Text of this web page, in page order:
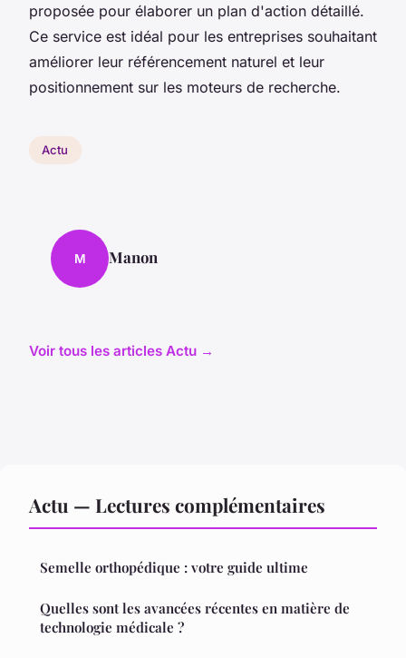
proposée pour élaborer un plan d'action détaillé.
Ce service est idéal pour les entreprises souhaitant
améliorer leur référencement naturel et leur
positionnement sur les moteurs de recherche.
Actu
M Manon
Voir tous les articles Actu →
Actu — Lectures complémentaires
Semelle orthopédique : votre guide ultime
Quelles sont les avancées récentes en matière de
technologie médicale ?